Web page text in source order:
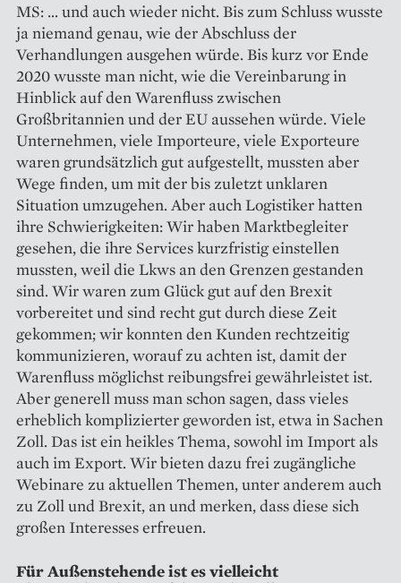
MS: … und auch wieder nicht. Bis zum Schluss wusste
ja niemand genau, wie der Abschluss der
Verhandlungen ausgehen würde. Bis kurz vor Ende
2020 wusste man nicht, wie die Vereinbarung in
Hinblick auf den Warenfluss zwischen
Großbritannien und der EU aussehen würde. Viele
Unternehmen, viele Importeure, viele Exporteure
waren grundsätzlich gut aufgestellt, mussten aber
Wege finden, um mit der bis zuletzt unklaren
Situation umzugehen. Aber auch Logistiker hatten
ihre Schwierigkeiten: Wir haben Marktbegleiter
gesehen, die ihre Services kurzfristig einstellen
mussten, weil die Lkws an den Grenzen gestanden
sind. Wir waren zum Glück gut auf den Brexit
vorbereitet und sind recht gut durch diese Zeit
gekommen; wir konnten den Kunden rechtzeitig
kommunizieren, worauf zu achten ist, damit der
Warenfluss möglichst reibungsfrei gewährleistet ist.
Aber generell muss man schon sagen, dass vieles
erheblich kom­plizierter geworden ist, etwa in Sachen
Zoll. Das ist ein heikles Thema, sowohl im Import als
auch im Export. Wir bieten dazu frei zugängliche
Webinare zu aktuellen Themen, unter anderem auch
zu Zoll und Brexit, an und merken, dass diese sich
großen Interesses erfreuen.
Für Außenstehende ist es vielleicht